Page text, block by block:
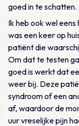
goed in te schatten.
Ik heb ook wel
was een keer op
patiënt die
Om dat te testen
goed is werkt dat
weer bij. Deze
syndroom of een
af, waardoor de
uur vreselijke pijn